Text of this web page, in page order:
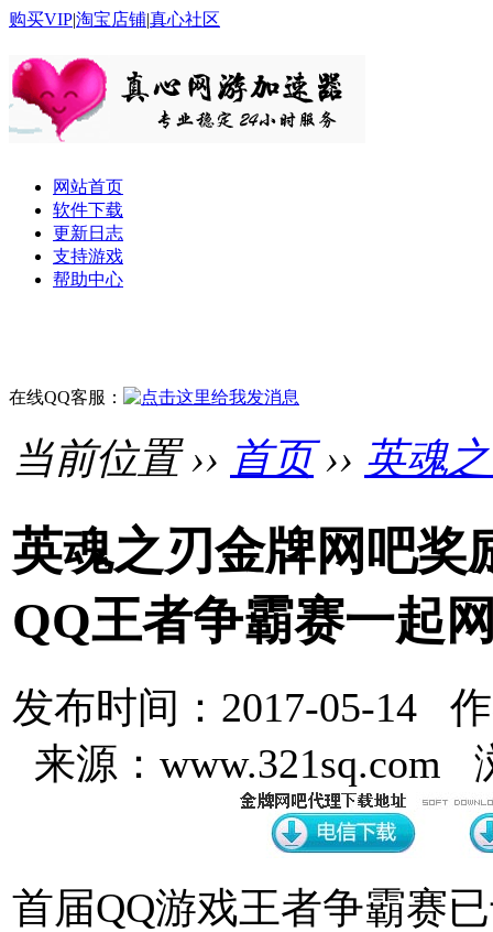
购买VIP|淘宝店铺|真心社区
网站首页
软件下载
更新日志
支持游戏
帮助中心
在线QQ客服：
当前位置 ›› 首页›› 英魂
英魂之刃金牌网吧奖
QQ王者争霸赛一起
发布时间：2017-05-14
来源：www.321sq.com
首届QQ游戏王者争霸赛